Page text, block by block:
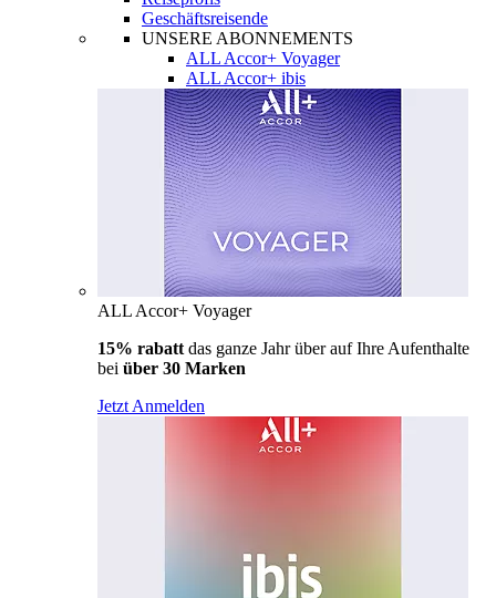
Geschäftsreisende
UNSERE ABONNEMENTS
ALL Accor+ Voyager
ALL Accor+ ibis
ALL Accor+ Voyager
15% rabatt das ganze Jahr über auf Ihre Aufenthalte
bei über 30 Marken
Jetzt Anmelden